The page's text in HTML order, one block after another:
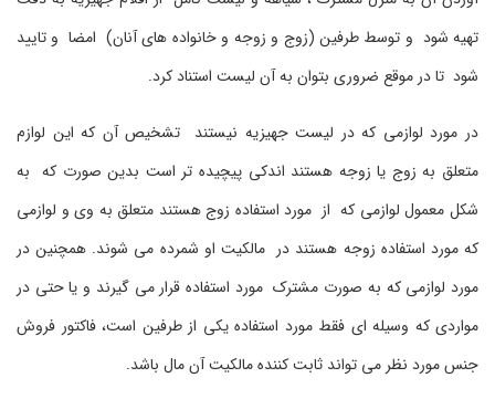
تهیه شود و توسط طرفین (زوج و زوجه و خانواده های آنان) امضا و تایید
شود تا در موقع ضروری بتوان به آن لیست استناد کرد.
در مورد لوازمی که در لیست جهیزیه نیستند تشخیص آن که این لوازم
متعلق به زوج یا زوجه هستند اندکی پیچیده تر است بدین صورت که به
شکل معمول لوازمی که از مورد استفاده زوج هستند متعلق به وی و لوازمی
که مورد استفاده زوجه هستند در مالکیت او شمرده می شوند. همچنین در
مورد لوازمی که به صورت مشترک مورد استفاده قرار می گیرند و یا حتی در
مواردی که وسیله ای فقط مورد استفاده یکی از طرفین است، فاکتور فروش
جنس مورد نظر می تواند ثابت کننده مالکیت آن مال باشد.